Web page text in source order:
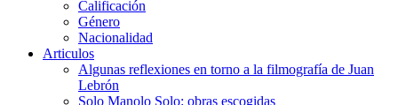
Calificación
Género
Nacionalidad
Articulos
Algunas reflexiones en torno a la filmografía de Juan
Lebrón
Solo Manolo Solo: obras escogidas